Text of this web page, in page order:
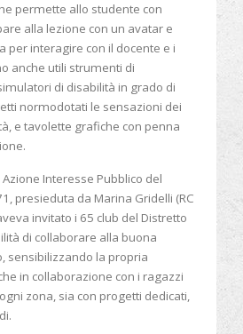
permette allo studente con
alla lezione con un avatar e
per interagire con il docente e i
anche utili strumenti di
di disabilità in grado di
normodotati le sensazioni dei
e tavolette grafiche con penna
Interesse Pubblico del
presieduta da Marina Gridelli (RC
invitato i 65 club del Distretto
di collaborare alla buona
sensibilizzando la propria
in collaborazione con i ragazzi
zona, sia con progetti dedicati,